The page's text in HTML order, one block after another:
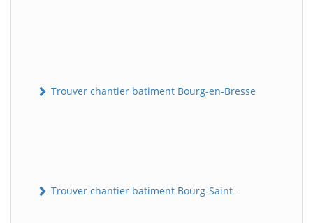
Trouver chantier batiment Bourg-en-Bresse
Trouver chantier batiment Bourg-Saint-